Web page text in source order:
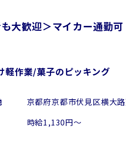
大歓迎＞マイカー通勤可
軽作業/菓子のピッキング
京都府京都市伏見区横大
時給1,130円～